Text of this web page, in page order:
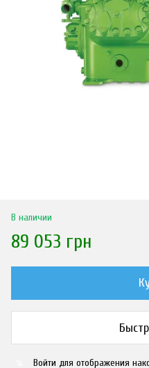
В наличии
89 053 грн
Войти для отображения